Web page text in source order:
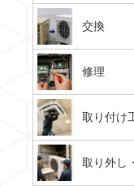
交換
修理
取り付け
取り外し